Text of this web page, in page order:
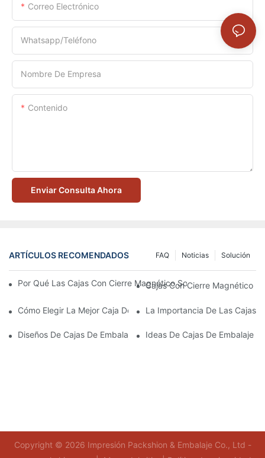
Correo Electrónico
Whatsapp/Teléfono
Nombre De Empresa
Contenido
Enviar Consulta Ahora
ARTÍCULOS RECOMENDADOS Solución
Noticias
FAQ
Por Qué Las Cajas Con Cierre Magnético Son La Mejor Opción
Cajas Con Cierre Magnético
Cómo Elegir La Mejor Caja De Embalaje Para Productos De
La Importancia De Las Cajas
Diseños De Cajas De Embalaje Para Productos De Cuidado
Ideas De Cajas De Embalaje
Copyright © 2026 Impresión Packshion & Embalaje Co., Ltd -